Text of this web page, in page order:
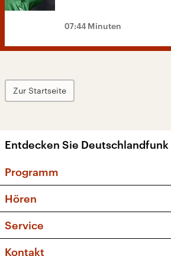
07:44 Minuten
Zur Startseite
Entdecken Sie
Programm
Sendungen und Podcasts
Musikliste
Kakadu – Das
Hören
Frequenzen (UKW + DAB+)
Service
FAQ
Kontakt